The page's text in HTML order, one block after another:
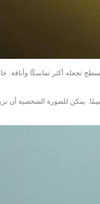
تجعله أكثر تماسكًا وأناقة.
يمكن للصورة الشخصية أن